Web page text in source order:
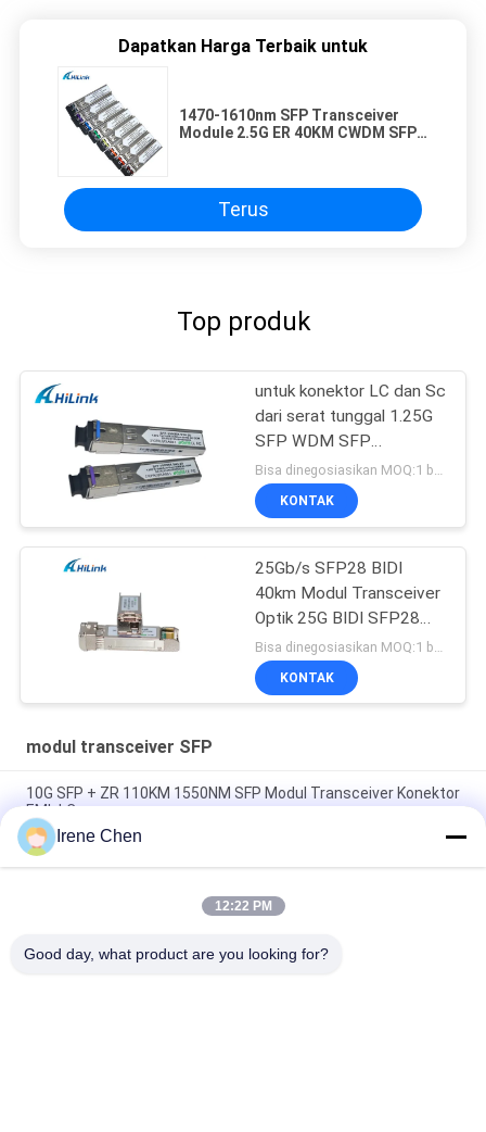
Dapatkan Harga Terbaik untuk
1470-1610nm SFP Transceiver
Module 2.5G ER 40KM CWDM SFP
Terus
Top produk
untuk konektor LC dan Sc
dari serat tunggal 1.25G
SFP WDM SFP
Transceiver Module
Bisa dinegosiasikan MOQ:1 buah
KONTAK
25Gb/s SFP28 BIDI
40km Modul Transceiver
Optik 25G BIDI SFP28
40KM Ethernet
Bisa dinegosiasikan MOQ:1 buah
KONTAK
modul transceiver SFP
10G SFP + ZR 110KM 1550NM SFP Modul Transceiver Konektor
EML LC
Deplex LC SM Fiber 100G Modul Serat Optik Jarak Jauh 100KM
Dengan DDM
Modul Transceiver SFP 10G 850nm 300M Konektor LC ganda
Irene Chen
12:22 PM
Good day, what product are you looking for?